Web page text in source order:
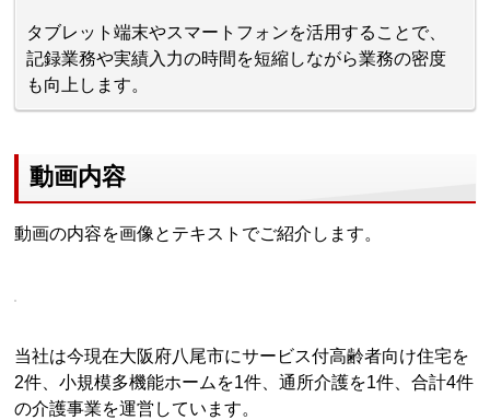
タブレット端末やスマートフォンを活用することで、
記録業務や実績入力の時間を短縮しながら業務の密度
も向上します。
動画内容
動画の内容を画像とテキストでご紹介します。
当社は今現在大阪府八尾市にサービス付高齢者向け住宅を
2件、小規模多機能ホームを1件、通所介護を1件、合計4件
の介護事業を運営しています。